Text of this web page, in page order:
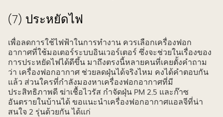
(7) ประหยัดไฟ
เพื่อลดการใช้ไฟฟ้าในการทำงาน ควรเลือกเครื่องฟอก
อากาศที่ใช้มอเตอร์ระบบอินเวอร์เตอร์ ซึ่งจะช่วยในเรื่องของ
การประหยัดไฟได้ดีขึ้น มาถึงตรงนี้หลายคนที่เคยตั้งคำถาม
ว่า เครื่องฟอกอากาศ ช่วยลดฝุ่นได้จริงไหม คงได้คำตอบกัน
แล้ว ส่วนใครที่กำลังมองหาเครื่องฟอกอากาศที่มี
ประสิทธิภาพดี ฆ่าเชื้อไวรัส กำจัดฝุ่น PM 2.5 และก๊าซ
อันตรายในบ้านได้ ขอแนะนำเครื่องฟอกอากาศแอลจีที่น่า
สนใจ 2 รุ่นด้วยกัน ได้แก่